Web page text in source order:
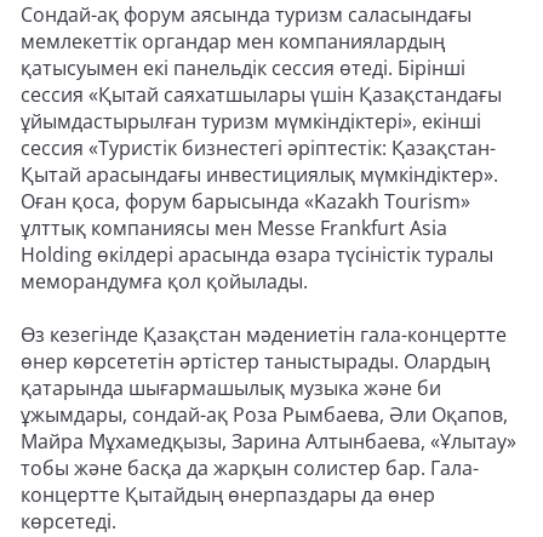
Сондай-ақ форум аясында туризм саласындағы
мемлекеттік органдар мен компаниялардың
қатысуымен екі панельдік сессия өтеді. Бірінші
сессия «Қытай саяхатшылары үшін Қазақстандағы
ұйымдастырылған туризм мүмкіндіктері», екінші
сессия «Туристік бизнестегі әріптестік: Қазақстан-
Қытай арасындағы инвестициялық мүмкіндіктер».
Оған қоса, форум барысында «Kazakh Tourism»
ұлттық компаниясы мен Messe Frankfurt Asia
Holding өкілдері арасында өзара түсіністік туралы
меморандумға қол қойылады.
Өз кезегінде Қазақстан мәдениетін гала-концертте
өнер көрсететін әртістер таныстырады. Олардың
қатарында шығармашылық музыка және би
ұжымдары, сондай-ақ Роза Рымбаева, Әли Оқапов,
Майра Мұхамедқызы, Зарина Алтынбаева, «Ұлытау»
тобы және басқа да жарқын солистер бар. Гала-
концертте Қытайдың өнерпаздары да өнер
көрсетеді.